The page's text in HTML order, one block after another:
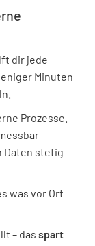
dir jede
Minuten
Prozesse.
Daten stetig
was vor Ort
– das spart